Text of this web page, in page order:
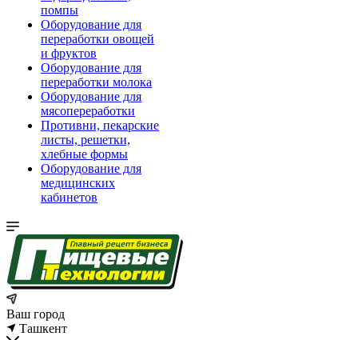
помпы
Оборудование для
переработки овощей
и фруктов
Оборудование для
переработки молока
Оборудование для
мясопереработки
Противни, пекарские
листы, решетки,
хлебные формы
Оборудование для
медицинских
кабинетов
Ваш город
Ташкент